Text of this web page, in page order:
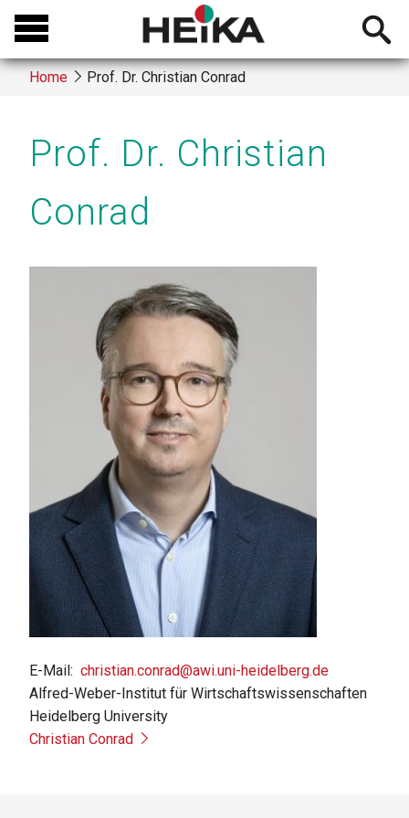
Skip
main
content
Open
Breadcrumb
Home Prof. Dr. Christian Conrad
Prof. Dr. Christian
Conrad
E-Mail christian.conrad@awi.uni-heidelberg.de
Alfred-Weber-Institut für Wirtschaftswissenschaften
Heidelberg University
Christian Conrad